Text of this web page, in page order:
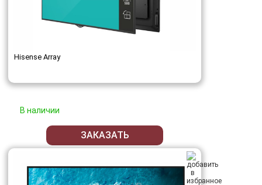
Hisense Array
В наличии
ЗАКАЗАТЬ